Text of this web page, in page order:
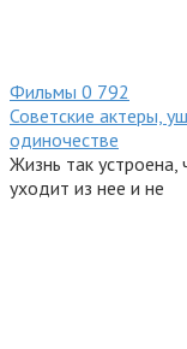
Фильмы 0 792
Советские актеры,
одиночестве
Жизнь так
уходит из нее и не